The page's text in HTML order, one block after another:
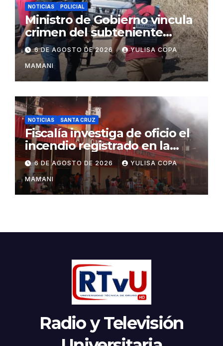
NOTICIAS POLICIAL
Ministro de Gobierno vincula
crimen del subteniente
Salazar con la red de
Sebastián Marset
6 DE AGOSTO DE 2026 YULISA COPA
MAMANI
NOTICIAS SANTA CRUZ
Fiscalía investiga de oficio el
incendio registrado en la
feria Barrio Lindo
6 DE AGOSTO DE 2026 YULISA COPA
MAMANI
Radio y Televisión